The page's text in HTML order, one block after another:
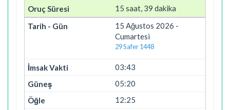
15 saat, 39 dakika
15 Ağustos 2026 -
Cumartesi
29 Safer 1448
03:43
05:20
12:25